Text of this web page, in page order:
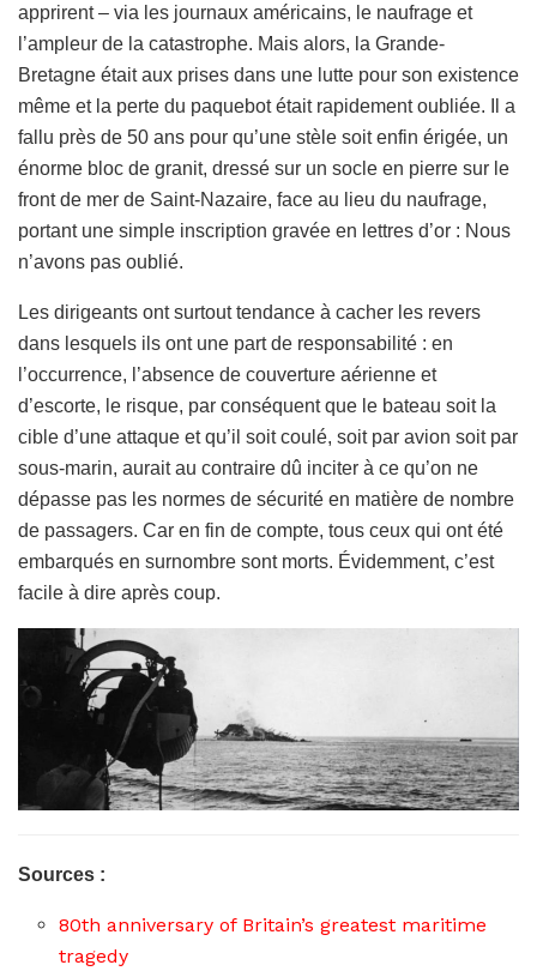
apprirent – via les journaux américains, le naufrage et
l’ampleur de la catastrophe. Mais alors, la Grande-
Bretagne était aux prises dans une lutte pour son existence
même et la perte du paquebot était rapidement oubliée. Il a
fallu près de 50 ans pour qu’une stèle soit enfin érigée, un
énorme bloc de granit, dressé sur un socle en pierre sur le
front de mer de Saint-Nazaire, face au lieu du naufrage,
portant une simple inscription gravée en lettres d’or : Nous
n’avons pas oublié.
Les dirigeants ont surtout tendance à cacher les revers
dans lesquels ils ont une part de responsabilité : en
l’occurrence, l’absence de couverture aérienne et
d’escorte, le risque, par conséquent que le bateau soit la
cible d’une attaque et qu’il soit coulé, soit par avion soit par
sous-marin, aurait au contraire dû inciter à ce qu’on ne
dépasse pas les normes de sécurité en matière de nombre
de passagers. Car en fin de compte, tous ceux qui ont été
embarqués en surnombre sont morts. Évidemment, c’est
facile à dire après coup.
Sources :
80th anniversary of Britain’s greatest maritime
tragedy